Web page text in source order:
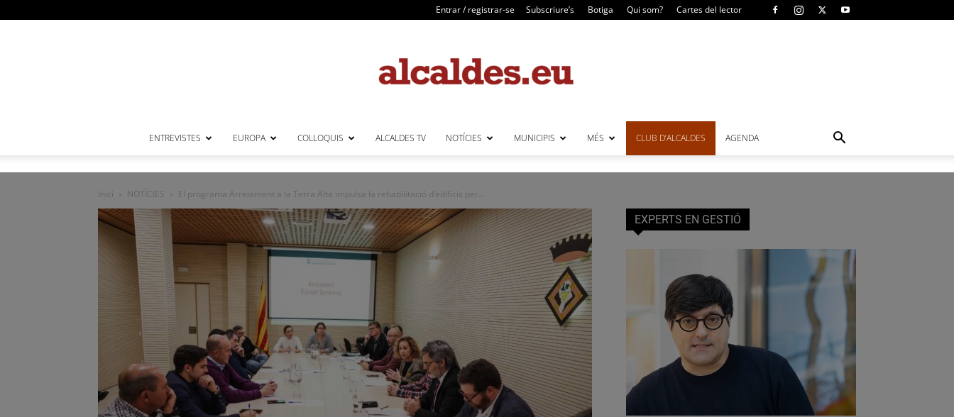
Entrar / registrar-se Subscriure’s Botiga Qui som? Cartes del lector
ENTREVISTES EUROPA COL·LOQUIS ALCALDES TV NOTÍCIES MUNICIPIS MÉS CLUB D’ALCALDES AGENDA
Inici NOTÍCIES El programa Arrelament a la Terra Alta impulsa la rehabilitació d’edificis per...
EXPERTS EN GESTIÓ